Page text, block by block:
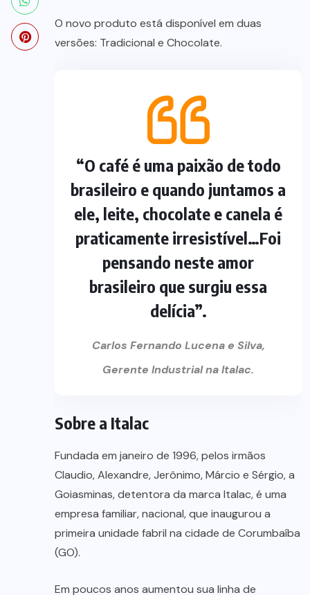
O novo produto está disponível em duas
versões: Tradicional e Chocolate.
“O café é uma paixão de todo
brasileiro e quando juntamos a
ele, leite, chocolate e canela é
praticamente irresistível…Foi
pensando neste amor
brasileiro que surgiu essa
delícia”.
Carlos Fernando Lucena e Silva,
Gerente Industrial na Italac.
Sobre a Italac
Fundada em janeiro de 1996, pelos irmãos
Claudio, Alexandre, Jerônimo, Márcio e Sérgio, a
Goiasminas, detentora da marca Italac, é uma
empresa familiar, nacional, que inaugurou a
primeira unidade fabril na cidade de Corumbaíba
(GO).
Em poucos anos aumentou sua linha de